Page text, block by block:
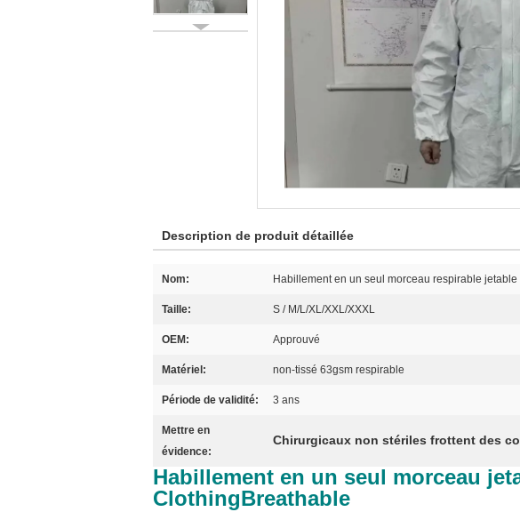
Description de produit détaillée
Nom: Habillement en un seul morceau respirable
Taille: S / M/L/XL/XXL/XXXL
OEM: Approuvé
Matériel: non-tissé 63gsm respirable
Période de validité: 3 ans
Mettre en
évidence:
Chirurgicaux non stériles frottent des
Habillement en un seul morceau
ClothingBreathable